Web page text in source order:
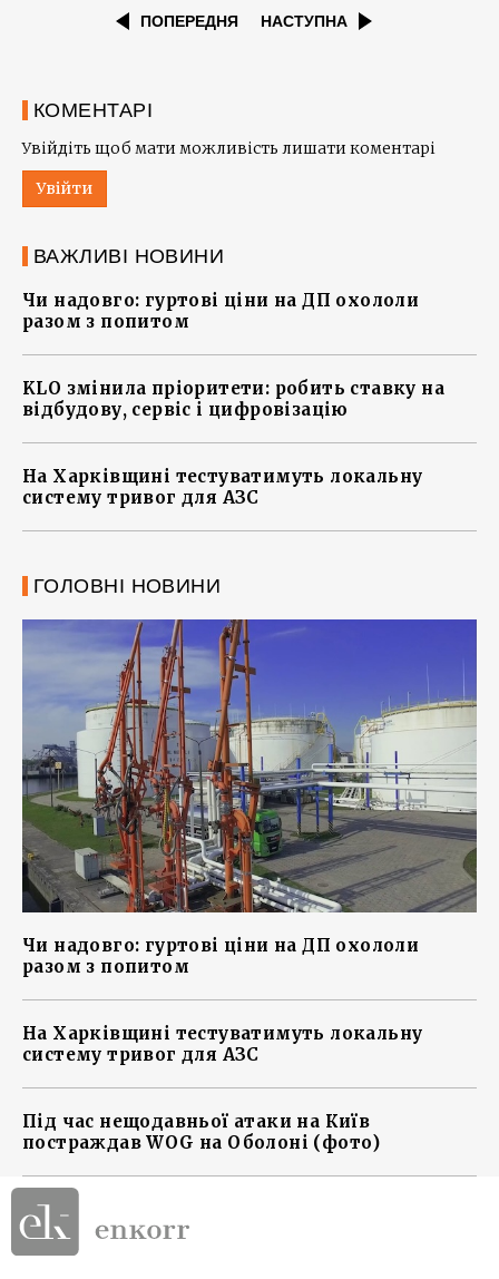
ПОПЕРЕДНЯ НАСТУПНА
КОМЕНТАРІ
Увійдіть щоб мати можливість лишати коментарі
Увійти
ВАЖЛИВІ НОВИНИ
Чи надовго: гуртові ціни на ДП охололи
разом з попитом
KLO змінила пріоритети: робить ставку на
відбудову, сервіс і цифровізацію
На Харківщині тестуватимуть локальну
систему тривог для АЗС
ГОЛОВНІ НОВИНИ
Чи надовго: гуртові ціни на ДП охололи
разом з попитом
На Харківщині тестуватимуть локальну
систему тривог для АЗС
Під час нещодавньої атаки на Київ
постраждав WOG на Оболоні (фото)